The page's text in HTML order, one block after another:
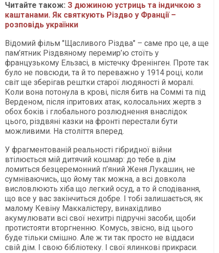
Читайте також: З дюжиною устриць та індичкою з
каштанами. Як святкують Різдво у Франції –
розповідь українки
Відомий фільм "Щасливого Різдва" – саме про це, а ще
пам’ятник Різдвяному перемир’ю стоїть у
французькому Ельзасі, в містечку Френінген. Проте так
було не повсюди, та й то переважно у 1914 році, коли
світ ще зберігав рештки старої людяності й моралі.
Коли вона потонула в крові, після битв на Соммі та під
Верденом, після іпритових атак, колосальних жертв з
обох боків і глобального розлюднення внаслідок
цього, різдвяні казки на фронті перестали бути
можливими. На століття вперед.
У фрагментованій реальності гібридної війни
втілюється мій дитячий кошмар: до тебе в дім
ломиться безцеремонний п’яний Женя Лукашин, не
сумніваючись, що йому так можна, а всі довкола
висловлюють хіба що легкий осуд, а то й сподівання,
що все у вас закінчиться добре. І тобі залишається, як
малому Кевіну Маккалістеру, винахідливо
акумулювати всі свої нехитрі підручні засоби, щоби
протистояти вторгненню. Комусь, звісно, від цього
буде тільки смішно. Але ж ти так просто не віддаси
свій дім. І свою бібліотеку. І свої ялинкові прикраси.